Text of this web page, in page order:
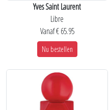
Yves Saint Laurent
Libre
Vanaf € 65.95
Nu bestellen